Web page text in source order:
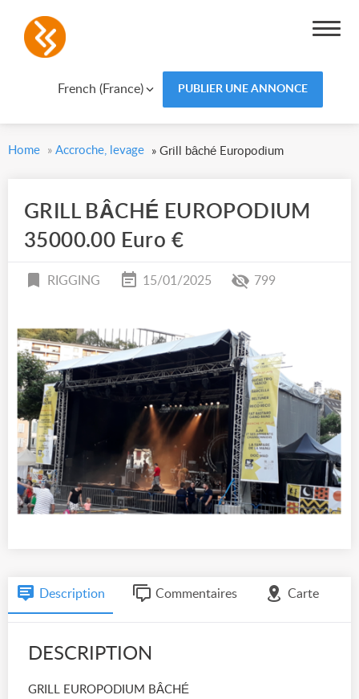
French (France) PUBLIER UNE ANNONCE
Home » Accroche, levage » Grill bâché Europodium
GRILL BÂCHÉ EUROPODIUM
35000.00 Euro €
RIGGING 15/01/2025 799
Description Commentaires Carte
DESCRIPTION
GRILL EUROPODIUM BÂCHÉ